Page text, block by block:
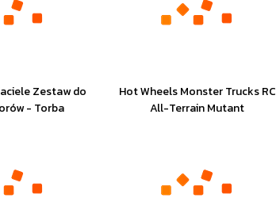
Zestaw do
- Torba
Hot Wheels Monster Trucks RC
All-Terrain Mutant